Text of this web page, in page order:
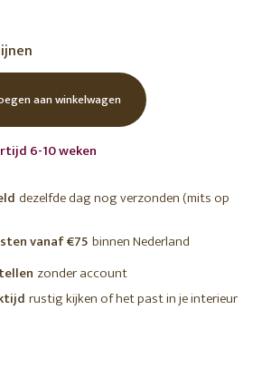
aan winkelwagen
6-10 weken
dezelfde dag nog verzonden (mits op
vanaf €75 binnen Nederland
zonder account
rustig kijken of het past in je interieur